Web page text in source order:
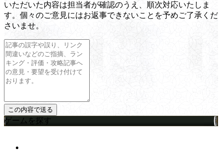
いただいた内容は担当者が確認のうえ、順次対応いたしま
す。個々のご意見にはお返事できないことを予めご了承くだ
さいませ。
ゲームを探す